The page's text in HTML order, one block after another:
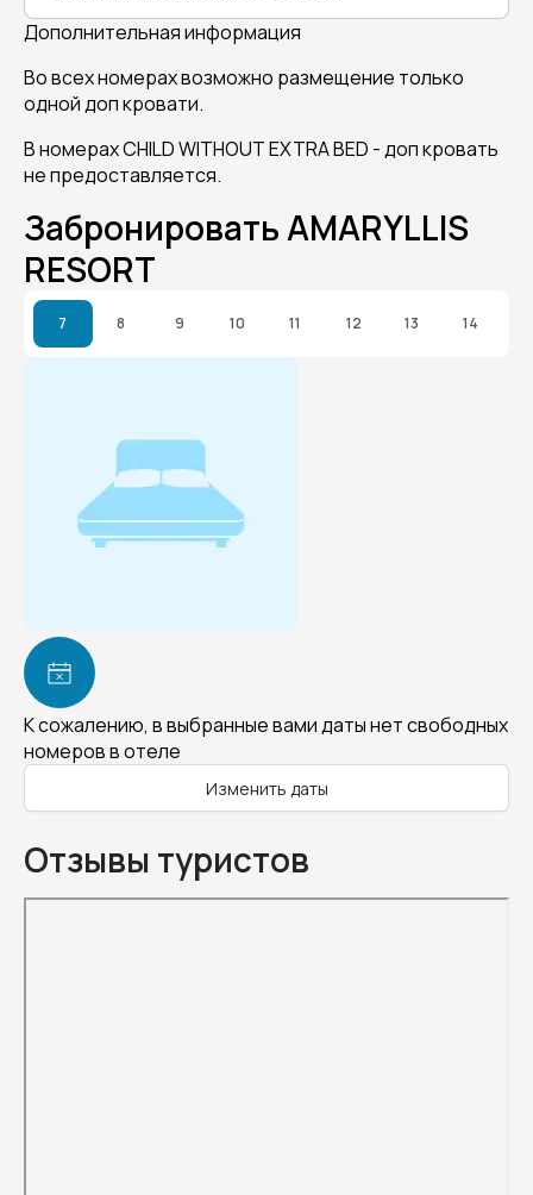
Дополнительная информация
Во всех номерах возможно размещение только
одной доп кровати.
В номерах CHILD WITHOUT EXTRA BED - доп кровать
не предоставляется.
Забронировать AMARYLLIS
RESORT
7 8 9 10 11 12 13 14
К сожалению, в выбранные вами даты нет свободных
номеров в отеле
Изменить даты
Отзывы туристов